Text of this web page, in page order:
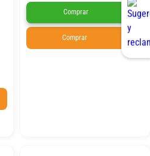
Comprar
Comprar